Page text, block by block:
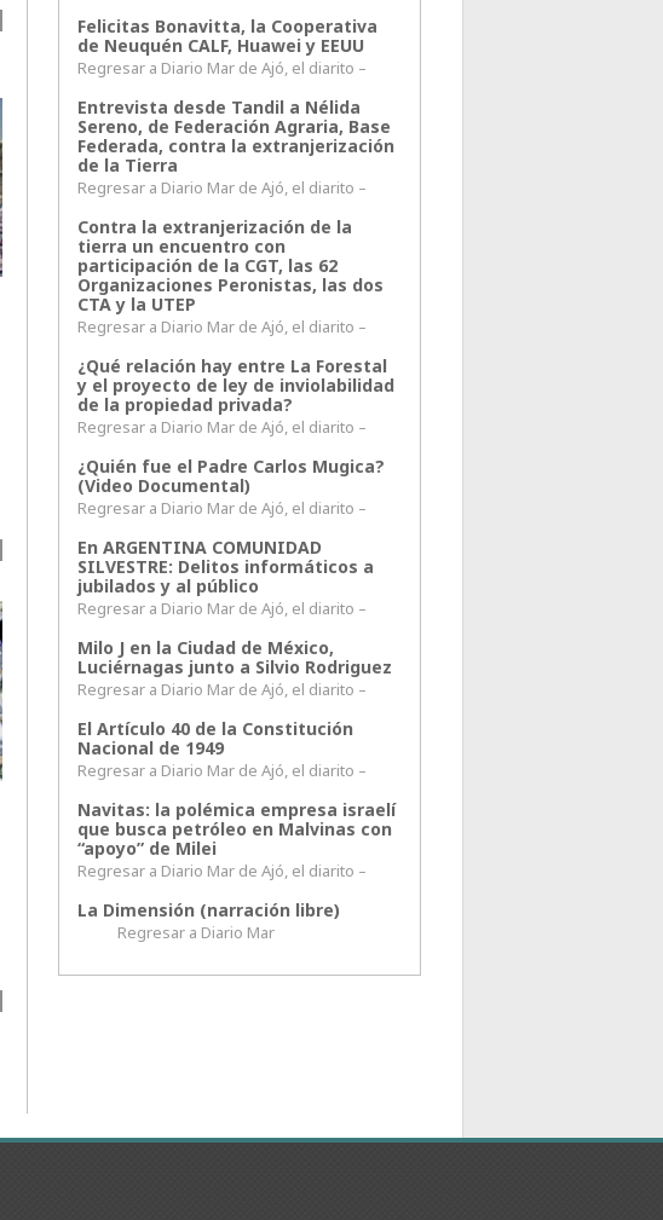
Felicitas Bonavitta, la Cooperativa
de Neuquén CALF, Huawei y EEUU
Regresar a Diario Mar de Ajó, el diarito –
Entrevista desde Tandil a Nélida
Sereno, de Federación Agraria, Base
Federada, contra la extranjerización
de la Tierra
Regresar a Diario Mar de Ajó, el diarito –
Contra la extranjerización de la
tierra un encuentro con
participación de la CGT, las 62
Organizaciones Peronistas, las dos
CTA y la UTEP
Regresar a Diario Mar de Ajó, el diarito –
¿Qué relación hay entre La Forestal
y el proyecto de ley de inviolabilidad
de la propiedad privada?
Regresar a Diario Mar de Ajó, el diarito –
¿Quién fue el Padre Carlos Mugica?
(Video Documental)
Regresar a Diario Mar de Ajó, el diarito –
En ARGENTINA COMUNIDAD
SILVESTRE: Delitos informáticos a
jubilados y al público
Regresar a Diario Mar de Ajó, el diarito –
Milo J en la Ciudad de México,
Luciérnagas junto a Silvio Rodriguez
Regresar a Diario Mar de Ajó, el diarito –
El Artículo 40 de la Constitución
Nacional de 1949
Regresar a Diario Mar de Ajó, el diarito –
Navitas: la polémica empresa israelí
que busca petróleo en Malvinas con
“apoyo” de Milei
Regresar a Diario Mar de Ajó, el diarito –
La Dimensión (narración libre)
Regresar a Diario Mar